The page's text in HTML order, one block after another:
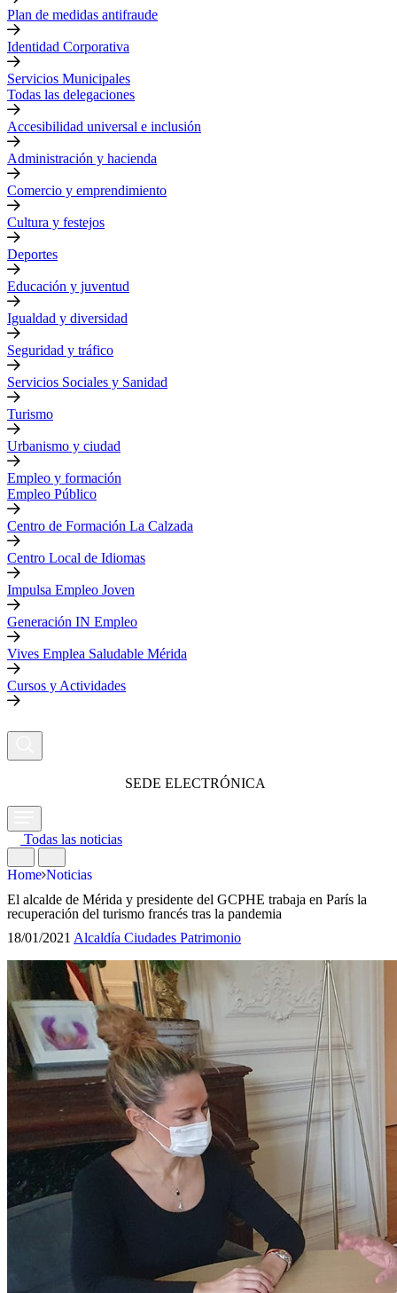
Plan de medidas antifraude
Identidad Corporativa
Servicios Municipales
Todas las delegaciones
Accesibilidad universal e inclusión
Administración y hacienda
Comercio y emprendimiento
Cultura y festejos
Deportes
Educación y juventud
Igualdad y diversidad
Seguridad y tráfico
Servicios Sociales y Sanidad
Turismo
Urbanismo y ciudad
Empleo y formación
Empleo Público
Centro de Formación La Calzada
Centro Local de Idiomas
Impulsa Empleo Joven
Generación IN Empleo
Vives Emplea Saludable Mérida
Cursos y Actividades
SEDE ELECTRÓNICA
Todas las noticias
Home Noticias
El alcalde de Mérida y presidente del GCPHE trabaja en París la
recuperación del turismo francés tras la pandemia
18/01/2021 Alcaldía Ciudades Patrimonio